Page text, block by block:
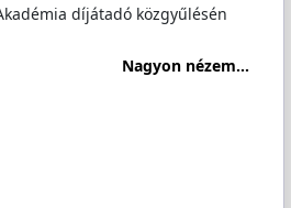
díjátadó közgyűlésén
Nagyon nézem...